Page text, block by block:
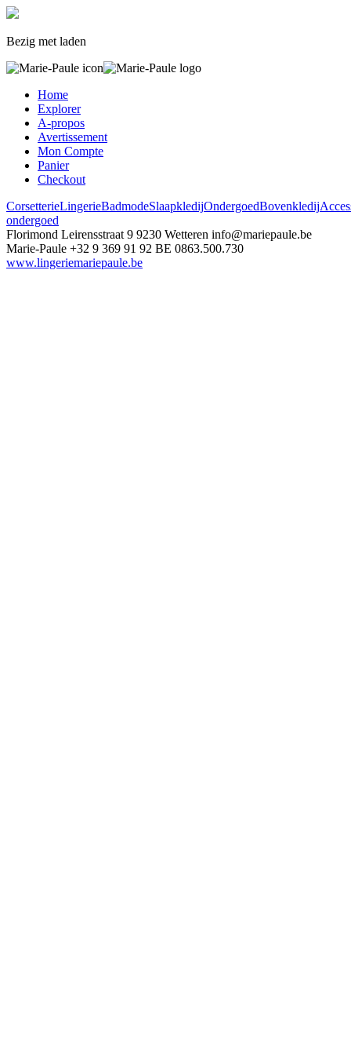
Bezig met laden
Home
Explorer
A-propos
Avertissement
Mon Compte
Panier
Checkout
CorsetterieLingerieBadmodeSlaapkledijOndergoedBovenkledij
ondergoed
Florimond Leirensstraat 9 9230 Wetteren info@mariepaule.be
Marie-Paule +32 9 369 91 92 BE 0863.500.730
www.lingeriemariepaule.be